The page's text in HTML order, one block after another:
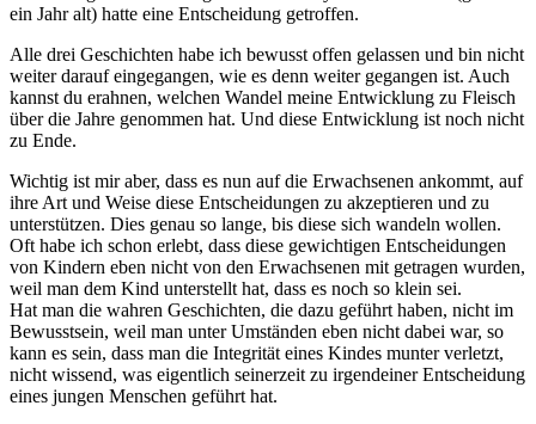
ein Jahr alt) hatte eine Entscheidung getroffen.
Alle drei Geschichten habe ich bewusst offen gelassen und bin nicht
weiter darauf eingegangen, wie es denn weiter gegangen ist. Auch
kannst du erahnen, welchen Wandel meine Entwicklung zu Fleisch
über die Jahre genommen hat. Und diese Entwicklung ist noch nicht
zu Ende.
Wichtig ist mir aber, dass es nun auf die Erwachsenen ankommt, auf
ihre Art und Weise diese Entscheidungen zu akzeptieren und zu
unterstützen. Dies genau so lange, bis diese sich wandeln wollen.
Oft habe ich schon erlebt, dass diese gewichtigen Entscheidungen
von Kindern eben nicht von den Erwachsenen mit getragen wurden,
weil man dem Kind unterstellt hat, dass es noch so klein sei.
Hat man die wahren Geschichten, die dazu geführt haben, nicht im
Bewusstsein, weil man unter Umständen eben nicht dabei war, so
kann es sein, dass man die Integrität eines Kindes munter verletzt,
nicht wissend, was eigentlich seinerzeit zu irgendeiner Entscheidung
eines jungen Menschen geführt hat.